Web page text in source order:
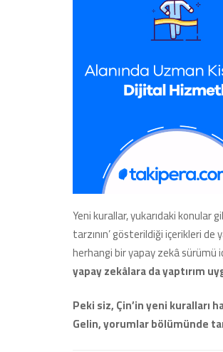
Yeni kurallar, yukarıdaki konular
tarzının’ gösterildiği içerikleri de
herhangi bir yapay zekâ sürümü
yapay zekâlara da yaptırım
Peki siz, Çin’in yeni kuralları
Gelin, yorumlar bölümünde